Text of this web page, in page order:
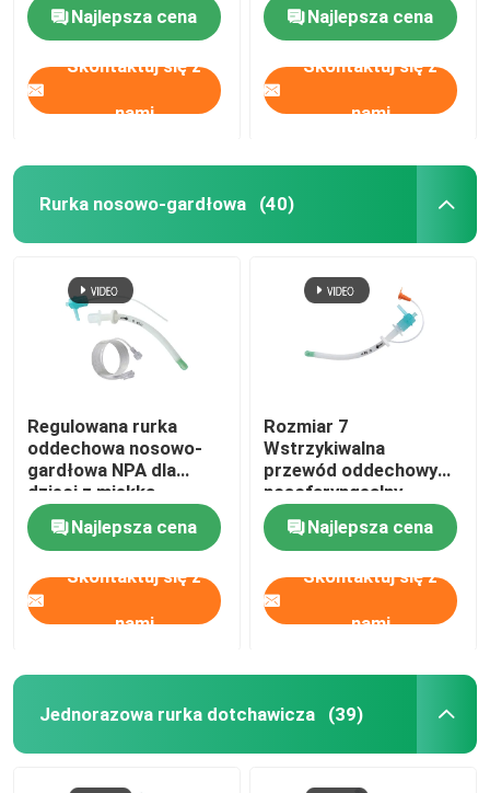
Najlepsza cena
Skontaktuj się z
nami
Najlepsza cena
Skontaktuj się z
nami
Rurka nosowo-gardłowa (40)
Regulowana rurka
oddechowa nosowo-
gardłowa NPA dla
dzieci z miękką
końcówką
Najlepsza cena
Skontaktuj się z
nami
Rozmiar 7
Wstrzykiwalna
przewód oddechowy
nosofaryngealny,
obsługiwana ODM
Najlepsza cena
Skontaktuj się z
nami
Jednorazowa rurka dotchawicza (39)